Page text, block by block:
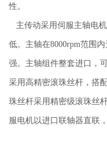
性。
主传动采用伺服主轴电
低。主轴在8000rpm范围
强。主轴组件整套进口，
采用高精密滚珠丝杆，搭
珠丝杆采用精密级滚珠丝
服电机以进口联轴器直联